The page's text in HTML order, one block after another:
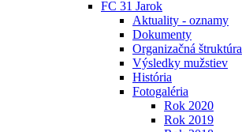
FC 31 Jarok
Aktuality - oznamy
Dokumenty
Organizačná štruktúra
Výsledky mužstiev
História
Fotogaléria
Rok 2020
Rok 2019